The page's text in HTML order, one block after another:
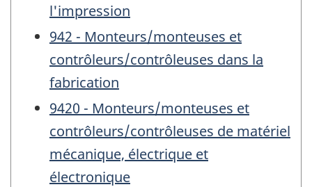
l'impression
942 - Monteurs/monteuses et
contrôleurs/contrôleuses dans la
fabrication
9420 - Monteurs/monteuses et
contrôleurs/contrôleuses de matériel
mécanique, électrique et
électronique